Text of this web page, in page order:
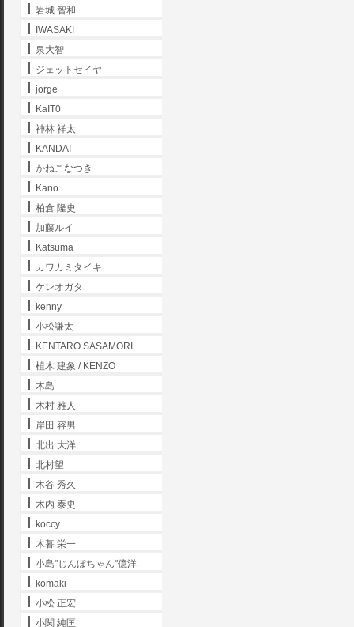
岩城 智和
IWASAKI
泉大智
ジェットセイヤ
jorge
KaIT0
神林 祥太
KANDAI
かねこなつき
Kano
柏倉 隆史
加藤ルイ
Katsuma
カワカミタイキ
ケンオガタ
kenny
小松謙太
KENTARO SASAMORI
植木 建象 / KENZO
木島
木村 雅人
岸田 容男
北出 大洋
北村望
木谷 秀久
木内 泰史
koccy
木暮 栄一
小島"じんぼちゃん"億洋
komaki
小松 正宏
小関 純匡